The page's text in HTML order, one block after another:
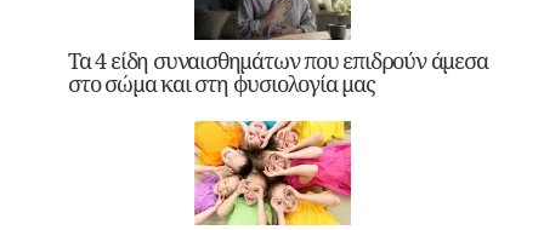
Τα 4 είδη συναισθημάτων που επιδρούν άμεσα
στο σώμα και στη φυσιολογία μας